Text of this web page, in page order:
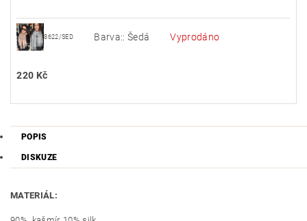
8622/SED Barva:: Šedá Vyprodáno
220 Kč
POPIS
DISKUZE
MATERIÁL: